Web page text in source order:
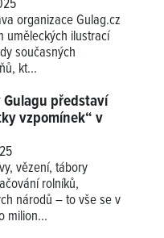
organizace Gulag.cz
uměleckých ilustrací
současných
kt...
Gulagu představí
vzpomínek“ v
vězení, tábory
rolníků,
národů – to vše se v
milion...